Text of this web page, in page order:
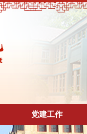
党建工作